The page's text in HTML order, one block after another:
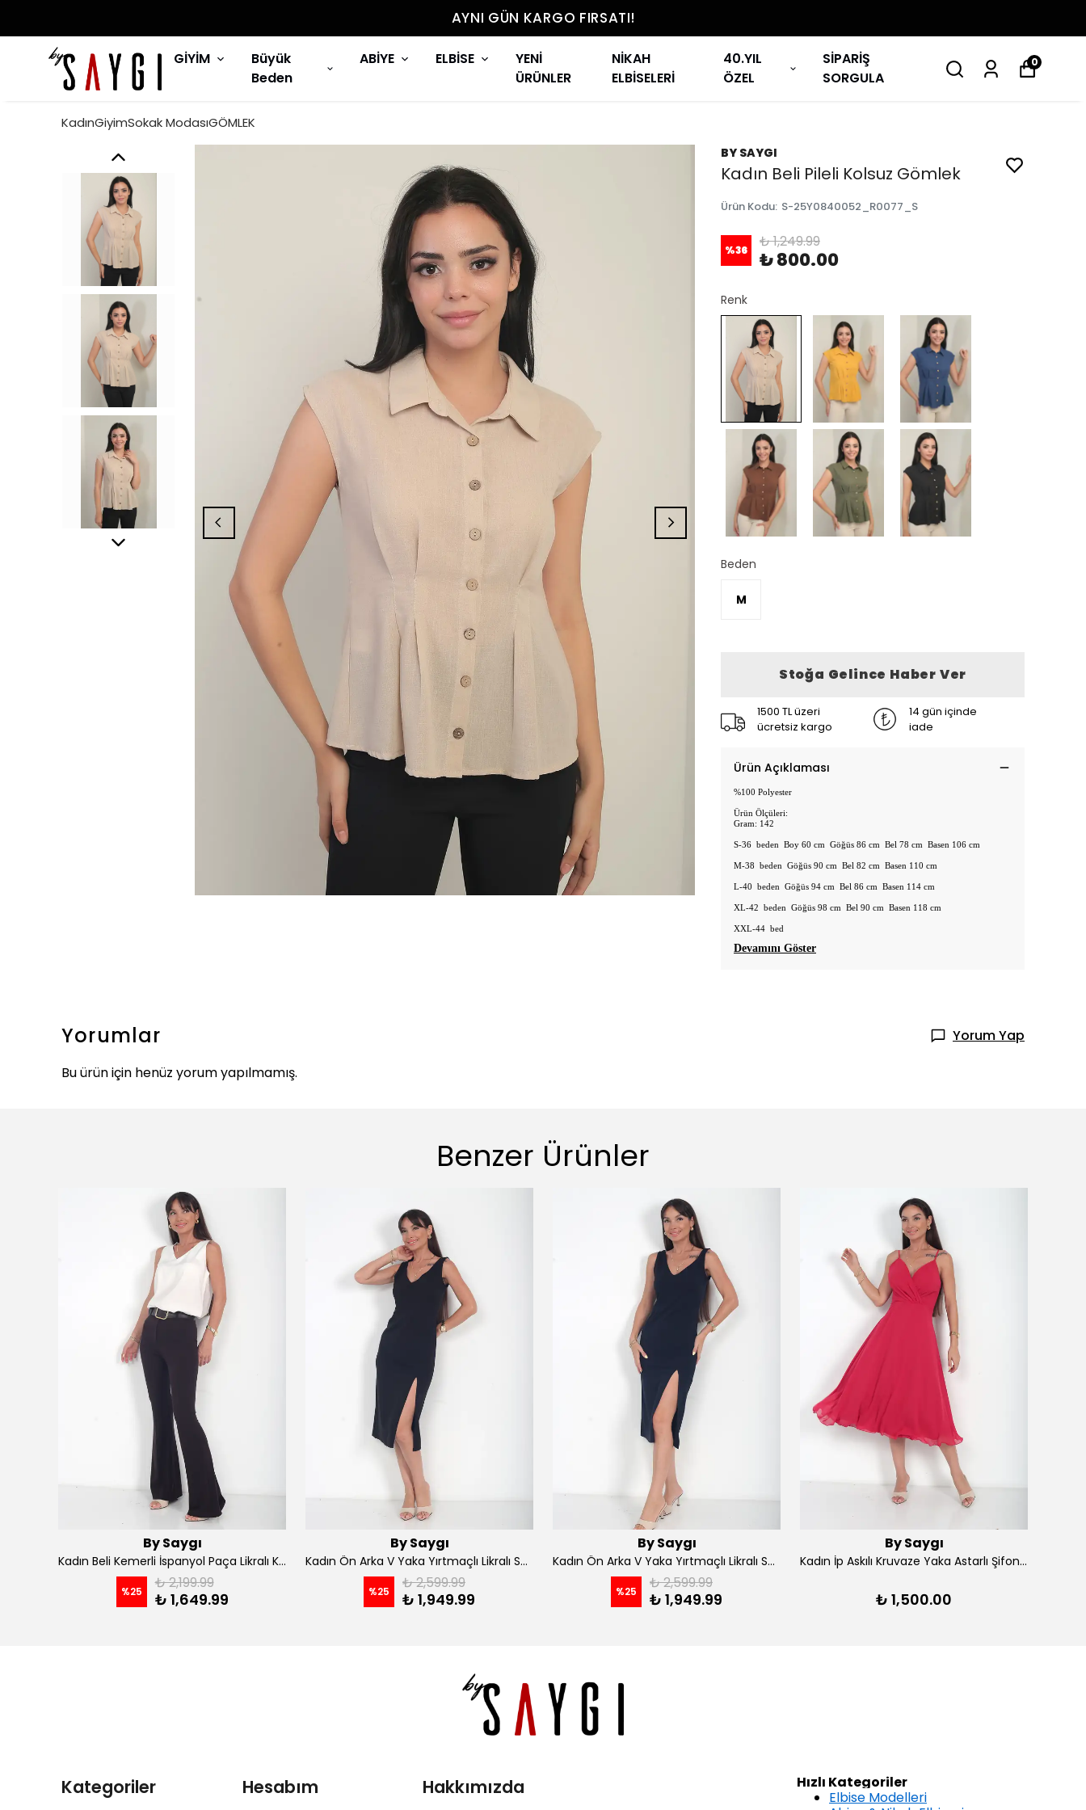
AYNI GÜN KARGO FIRSATI!
GİYİM
Büyük
Beden
ABİYE ELBİSE
YENİ
ÜRÜNLER
NİKAH
ELBİSELERİ
40.YIL
ÖZEL
SİPARİŞ
SORGULA
0
KadınGiyimSokak ModasıGÖMLEK
BY SAYGI
Kadın Beli Pileli Kolsuz Gömlek
Ürün Kodu: S-25Y0840052_R0077_S
%36 ₺ 1,249.99
₺ 800.00
Renk
Beden
M
Stoğa Gelince Haber Ver
1500 TL üzeri
ücretsiz kargo
14 gün içinde
iade
Ürün Açıklaması
%100 Polyester
Ürün Ölçüleri:
Gram: 142
S-36 beden Boy 60 cm Göğüs 86 cm Bel 78 cm Basen 106 cm
M-38 beden Göğüs 90 cm Bel 82 cm Basen 110 cm
L-40 beden Göğüs 94 cm Bel 86 cm Basen 114 cm
XL-42 beden Göğüs 98 cm Bel 90 cm Basen 118 cm
XXL-44 bed
Devamını Göster
Yorumlar
Yorum Yap
Bu ürün için henüz yorum yapılmamış.
Benzer Ürünler
By Saygı
Kadın Beli Kemerli İspanyol Paça Likralı Krep Pantolon - Kahve
%25 ₺ 2,199.99
₺ 1,649.99
By Saygı
Kadın Ön Arka V Yaka Yırtmaçlı Likralı Scuba Midi Elbise - Siyah
%25 ₺ 2,599.99
₺ 1,949.99
By Saygı
Kadın Ön Arka V Yaka Yırtmaçlı Likralı Scuba Midi Elbise - Lacivert
%25 ₺ 2,599.99
₺ 1,949.99
By Saygı
Kadın İp Askılı Kruvaze Yaka Astarlı Şifon Kloş Midi Elbise - Kırmızı
₺ 1,500.00
Kategoriler Hesabım Hakkımızda
Hızlı Kategoriler
Elbise Modelleri